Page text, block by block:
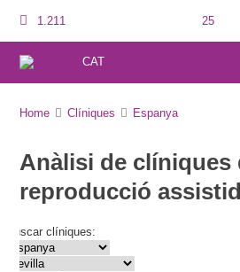
1.211 25
CAT
Home Clíniques Espanya
Anàlisi de clíniques
reproducció
Buscar clíniques: